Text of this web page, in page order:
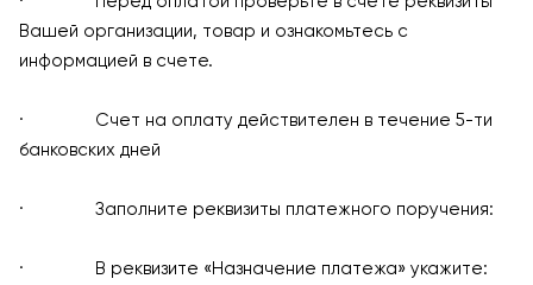
Вашей организации, товар и ознакомьтесь с
информацией в счете.
· Счет на оплату действителен в течение 5-ти
банковских дней
· Заполните реквизиты платежного поручения:
· В реквизите «Назначение платежа» укажите: